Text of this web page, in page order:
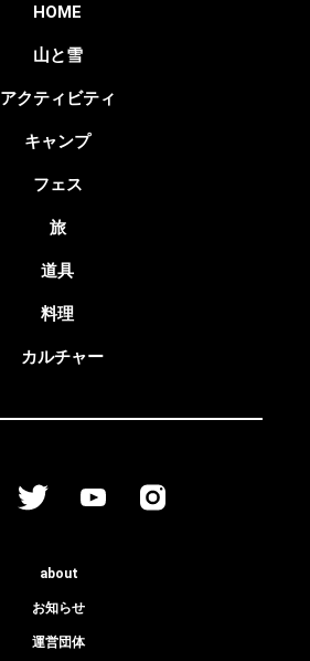
HOME
山と雪
アクティビティ
キャンプ
フェス
旅
道具
料理
カルチャー
about
お知らせ
運営団体